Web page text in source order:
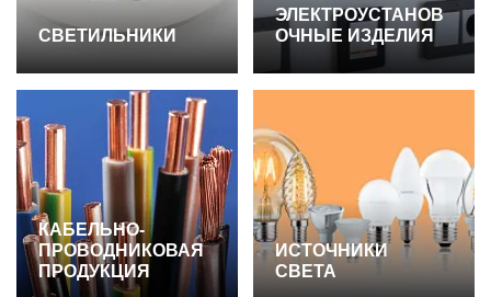
СВЕТИЛЬНИКИ
ЭЛЕКТРОУСТАНОВ
ОЧНЫЕ ИЗДЕЛИЯ
КАБЕЛЬНО-
ПРОВОДНИКОВАЯ
ПРОДУКЦИЯ
ИСТОЧНИКИ
СВЕТА